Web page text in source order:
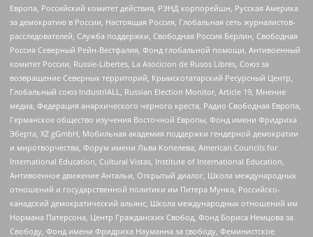
Европа, Российский комитет действия, РЭНД корпорейшн, Русская Америка
за демократию в России, Настоящая Россия, Глобальная сеть журналистов-
расследователей, Служба поддержки, Свободная Россия Берлин, Свободная
Россия Северный Рейн-Вестфалия, Фонд глобальной помощи, Антивоенный
комитет России, Russie-Libertes, La Asocicion de Rusos Libres, Союз за
возвращение Северных территорий, Крымскотатарский Ресурсный Центр,
Глобальный союз IndustriALL, Russian Election Monitor, Article 19, Мнение
медиа, Федерация анархического черного креста, Радио Свободная Европа,
Германское общество изучения Восточной Европы, Фонд имени Фридриха
Эберта, XZ gGmbH, Мобильная академия поддержки гендерной демократии
и миротворчества, Форум имени Льва Копелева, American Councils for
International Education, Cultural Vistas, Institute of International Education,
Антивоенное движение Антальи, Открытый диалог, Школа международных
отношений и государственной политики им Питера Мунка, Российско-
канадский демократический альянс, Школа международных отношений им
Нормана Патерсона, Центр Гражданских Свобод, Фонд Бориса Немцова за
Свободу, Фонд имени Фридриха Науманна за свободу, Феминистское